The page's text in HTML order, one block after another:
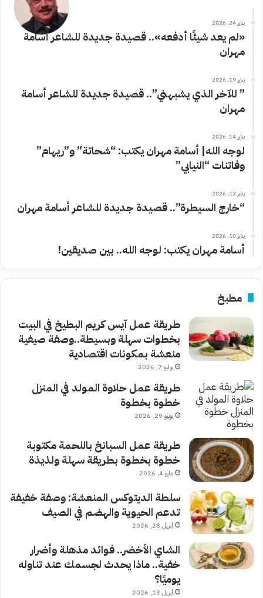
يناير 24, 2026
«لم يعد شيئًا أدفعه».. قصيدة جديدة للشاعر أسامة
مهران
يناير 19, 2026
” للآخر الذي يشبهني”.. قصيدة جديدة للشاعر أسامة
مهران
يناير 14, 2026
لوجه الله| أسامة مهران يكتب: “شحاتة” و”ريهام”
وفاتنات “النيابي”
يناير 12, 2026
“خارج السيطرة”.. قصيدة جديدة للشاعر أسامة مهران
يناير 10, 2026
أسامة مهران يكتب: لوجه الله.. بين صديقين!
مطبخ
طريقة عمل آيس كريم البطيخ في البيت
بخطوات سهلة وبسيطة..وصفة صيفية
منعشة بمكونات اقتصادية
يوليو 7, 2026
طريقة عمل حلاوة المولد في المنزل
خطوة بخطوة
يونيو 29, 2026
طريقة عمل السبانخ باللحمة مكتوبة
خطوة بخطوة بطريقة سهلة ولذيذة
مايو 4, 2026
سلطة الديتوكس المنعشة: وصفة خفيفة
تدعم الحيوية والهضم في الصيف
أبريل 28, 2026
الشاي الأخضر.. فوائد مذهلة وأضرار
خفية.. ماذا يحدث لجسمك عند تناوله
يوميًا؟
أبريل 13, 2026